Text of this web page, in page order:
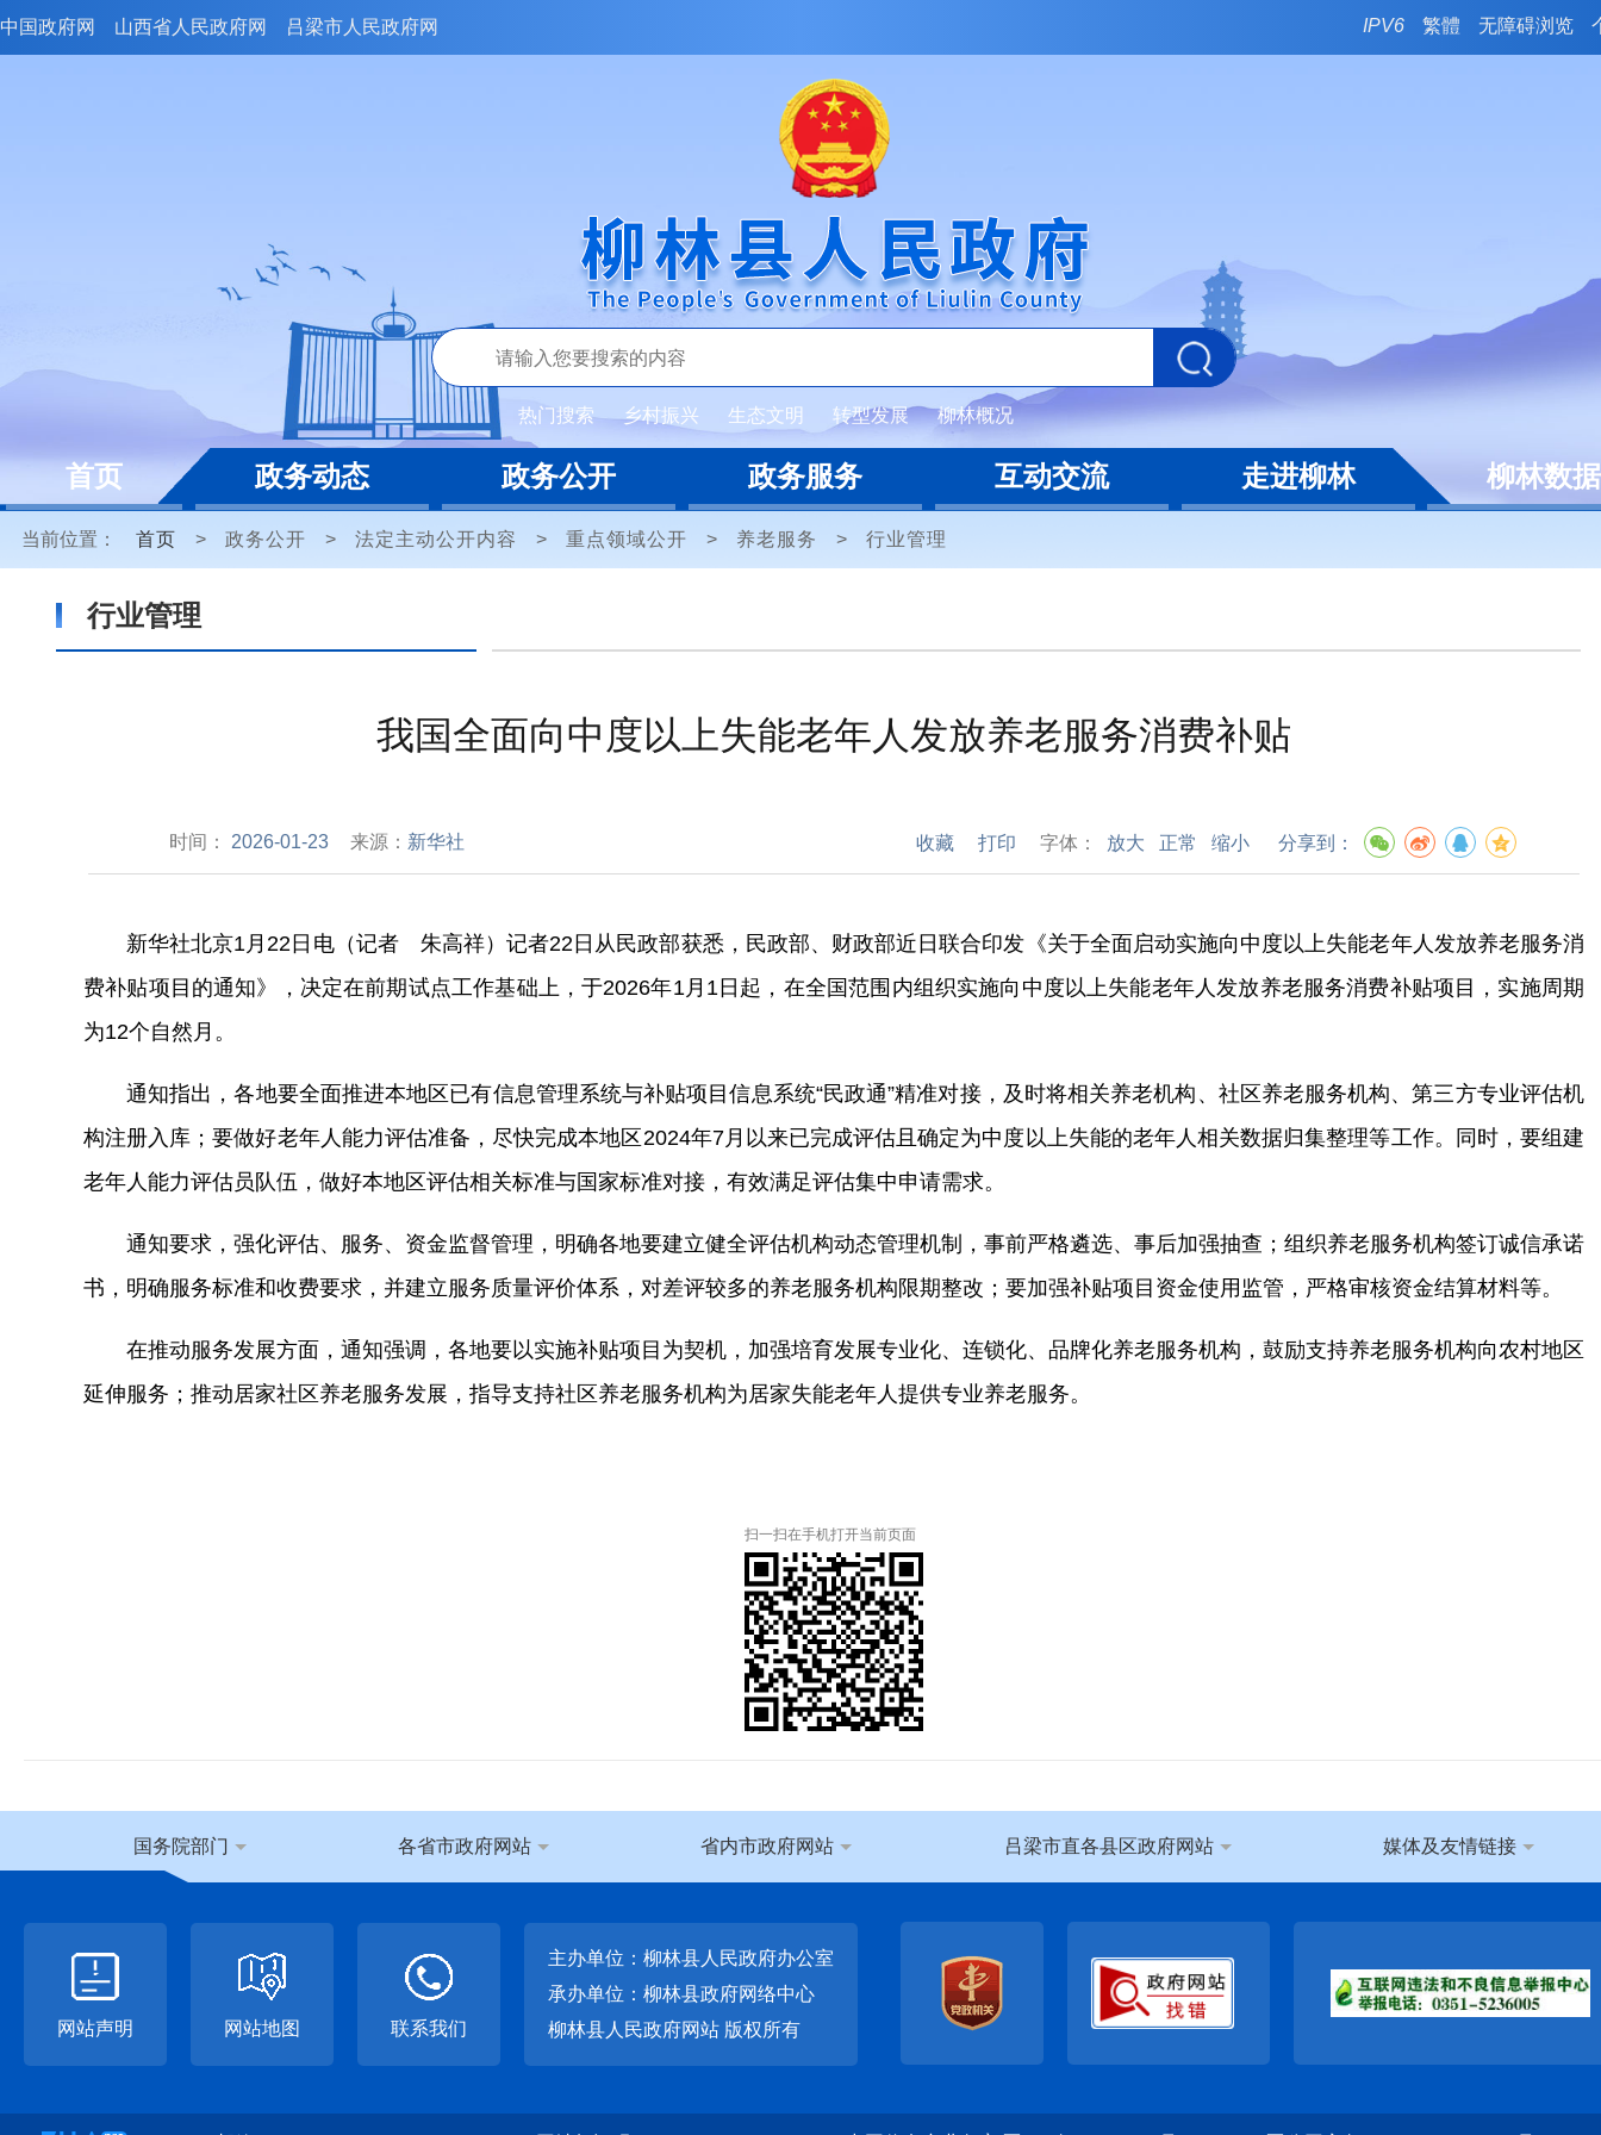
中国政府网 山西省人民政府网 吕梁市人民政府网 IPV6 繁體 无障碍浏览
热门搜索 乡村振兴 生态文明 转型发展 柳林概况
首页 政务动态 政务公开 政务服务 互动交流 走进柳林 柳林数据
当前位置： 首页 > 政务公开 > 法定主动公开内容 > 重点领域公开 > 养老服务 > 行业管理
行业管理
我国全面向中度以上失能老年人发放养老服务消费补贴
时间： 2026-01-23 来源： 新华社 收藏 打印 字体： 放大 正常 缩小 分享到：
新华社北京1月22日电（记者 朱高祥）记者22日从民政部获悉，民政部、财政部近日联合印发《关于全面启动实施向中度以上失能老年人发放养老服务消
费补贴项目的通知》，决定在前期试点工作基础上，于2026年1月1日起，在全国范围内组织实施向中度以上失能老年人发放养老服务消费补贴项目，实施周期
为12个自然月。
通知指出，各地要全面推进本地区已有信息管理系统与补贴项目信息系统“民政通”精准对接，及时将相关养老机构、社区养老服务机构、第三方专业评估机
构注册入库；要做好老年人能力评估准备，尽快完成本地区2024年7月以来已完成评估且确定为中度以上失能的老年人相关数据归集整理等工作。同时，要组建
老年人能力评估员队伍，做好本地区评估相关标准与国家标准对接，有效满足评估集中申请需求。
通知要求，强化评估、服务、资金监督管理，明确各地要建立健全评估机构动态管理机制，事前严格遴选、事后加强抽查；组织养老服务机构签订诚信承诺
书，明确服务标准和收费要求，并建立服务质量评价体系，对差评较多的养老服务机构限期整改；要加强补贴项目资金使用监管，严格审核资金结算材料等。
在推动服务发展方面，通知强调，各地要以实施补贴项目为契机，加强培育发展专业化、连锁化、品牌化养老服务机构，鼓励支持养老服务机构向农村地区
延伸服务；推动居家社区养老服务发展，指导支持社区养老服务机构为居家失能老年人提供专业养老服务。
扫一扫在手机打开当前页面
国务院部门 各省市政府网站 省内市政府网站 吕梁市直各县区政府网站 媒体及友情链接
网站声明 网站地图 联系我们
主办单位：柳林县人民政府办公室
承办单位：柳林县政府网络中心
柳林县人民政府网站 版权所有